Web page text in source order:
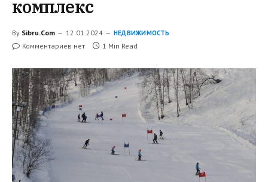
комплекс
By Sibru.Com 12.01.2024 НЕДВИЖИМОСТЬ
Комментариев нет 1 Min Read